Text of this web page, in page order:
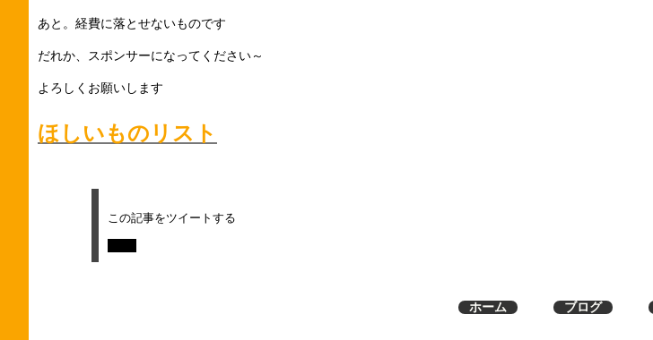
あと。経費に落とせないものです
だれか、スポンサーになってください～
よろしくお願いします
ほしいものリスト
この記事をツイートする
ホーム ブログ